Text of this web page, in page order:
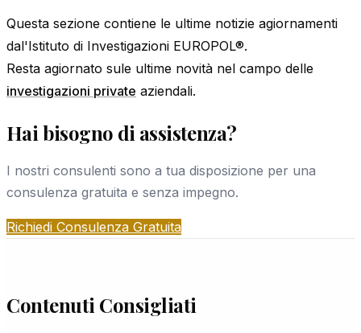
Questa sezione contiene le ultime notizie agiornamenti
dal'Istituto di Investigazioni EUROPOL®.
Resta agiornato sule ultime novità nel campo delle
investigazioni private aziendali.
Hai bisogno di assistenza?
I nostri consulenti sono a tua disposizione per una
consulenza gratuita e senza impegno.
Richiedi Consulenza Gratuita
Contenuti Consigliati